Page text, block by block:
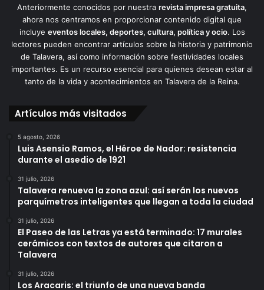
Anteriormente conocidos por nuestra revista impresa gratuita,
ahora nos centramos en proporcionar contenido digital que
incluye eventos locales, deportes, cultura, política y ocio. Los
lectores pueden encontrar artículos sobre la historia y patrimonio
de Talavera, así como información sobre festividades locales
importantes. Es un recurso esencial para quienes desean estar al
tanto de la vida y acontecimientos en Talavera de la Reina.
Artículos más visitados
5 agosto, 2026
Luis Asensio Ramos, el Héroe de Nador: resistencia
durante el asedio de 1921
31 julio, 2026
Talavera renueva la zona azul: así serán los nuevos
parquímetros inteligentes que llegan a toda la ciudad
31 julio, 2026
El Paseo de las Letras ya está terminado: 17 murales
cerámicos con textos de autores que citaron a
Talavera
31 julio, 2026
Los Aracaris: el triunfo de una nueva banda